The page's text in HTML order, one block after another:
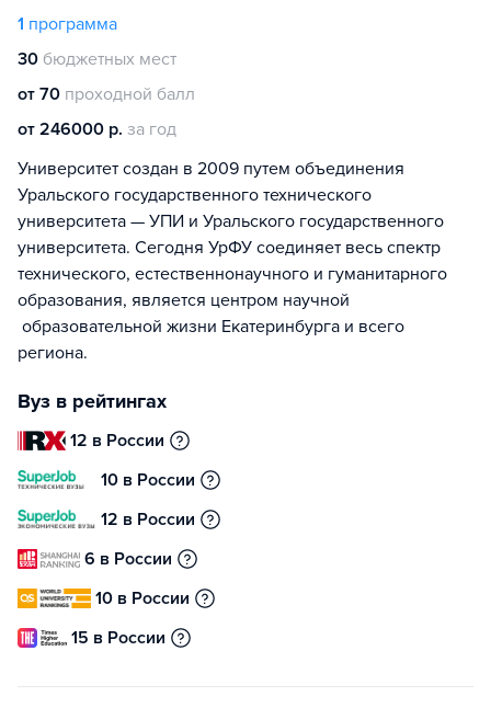
1 программа
30 бюджетных мест
от 70 проходной балл
от 246000 р. за год
Университет создан в 2009 путем объединения
Уральского государственного технического
университета — УПИ и Уральского государственного
университета. Сегодня УрФУ соединяет весь спектр
технического, естественнонаучного и гуманитарного
образования, является центром научной
образовательной жизни Екатеринбурга и всего
региона.
Вуз в рейтингах
12 в России
10 в России
12 в России
6 в России
10 в России
15 в России